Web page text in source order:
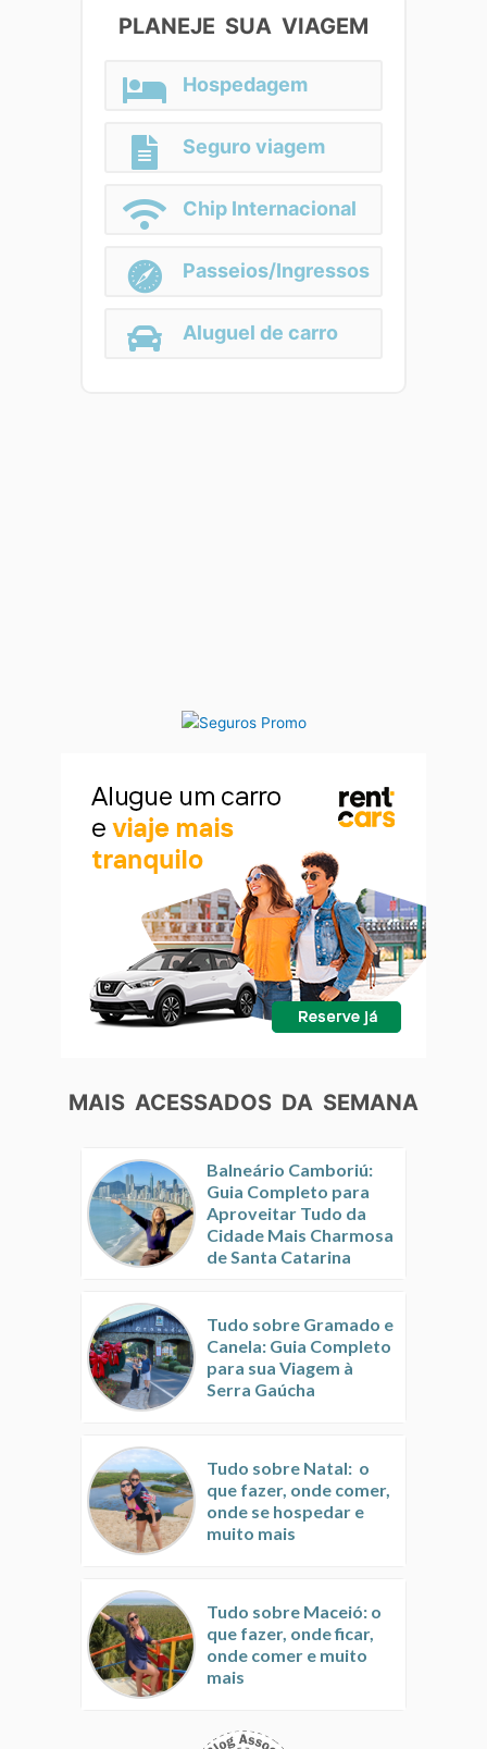
PLANEJE SUA VIAGEM
Hospedagem
Seguro viagem
Chip Internacional
Passeios/Ingressos
Aluguel de carro
MAIS ACESSADOS DA SEMANA
Balneário Camboriú:
Guia Completo para
Aproveitar Tudo da
Cidade Mais Charmosa
de Santa Catarina
Tudo sobre Gramado e
Canela: Guia Completo
para sua Viagem à
Serra Gaúcha
Tudo sobre Natal: o
que fazer, onde comer,
onde se hospedar e
muito mais
Tudo sobre Maceió: o
que fazer, onde ficar,
onde comer e muito
mais